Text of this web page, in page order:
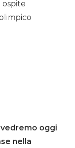
ospite
oggi
nella